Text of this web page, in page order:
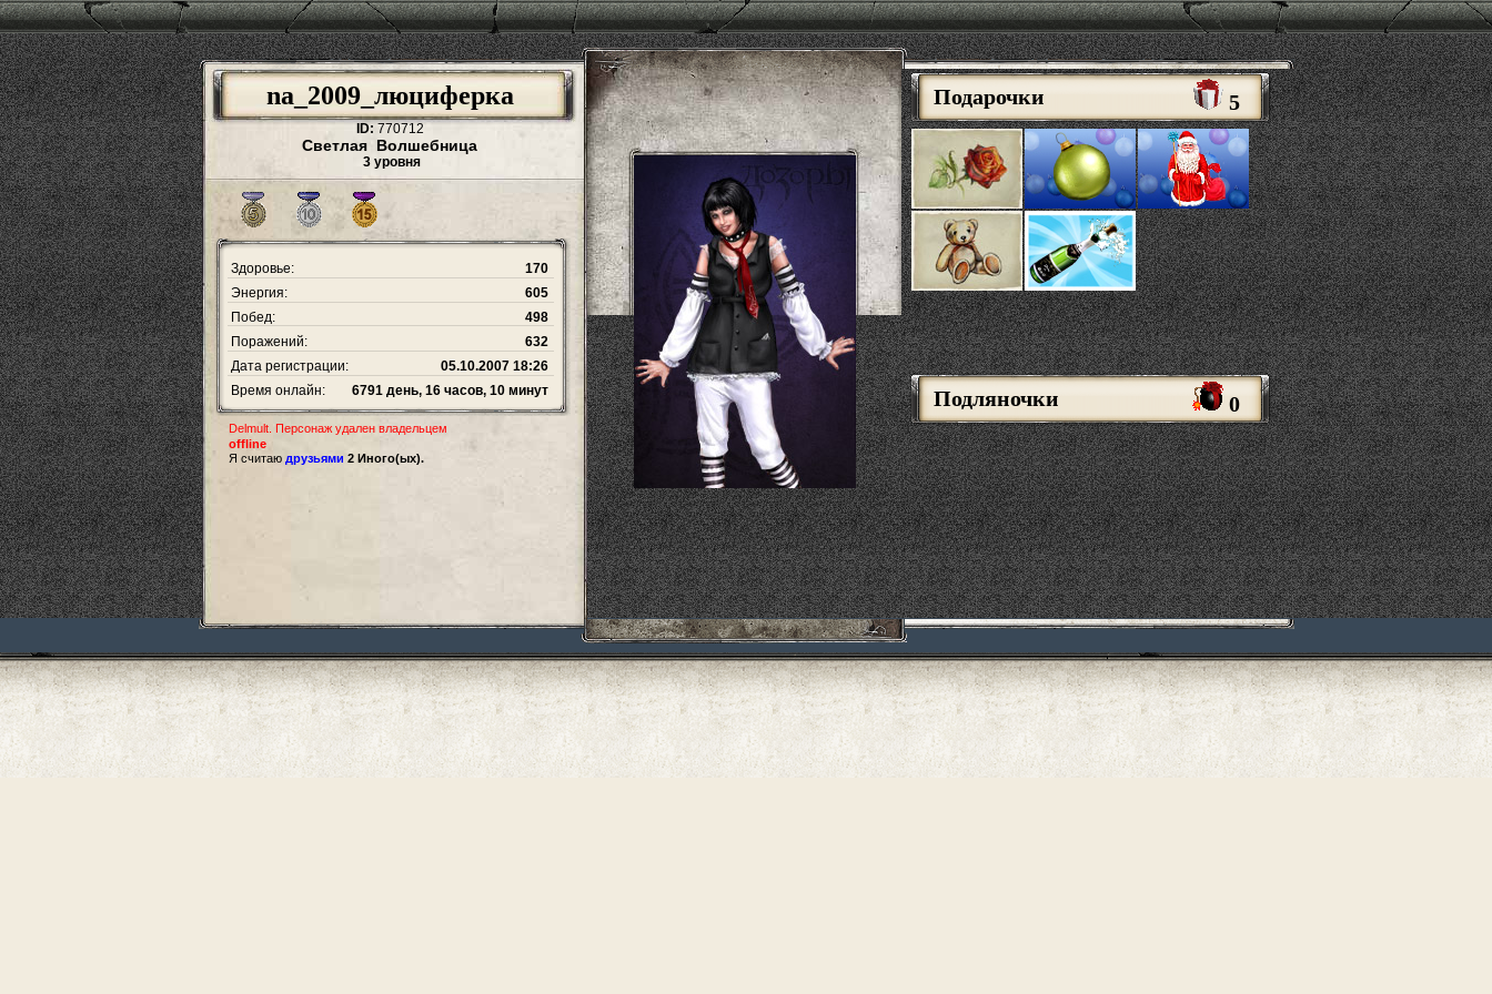
na_2009_люциферка
ID: 770712
Светлая Волшебница
3 уровня
Здоровье:
170
Энергия:
605
Побед:
498
Поражений:
632
Дата регистрации:
05.10.2007 18:26
Время онлайн:
6791 день, 16 часов, 10 минут
Delmult. Персонаж удален владельцем
offline
Я считаю друзьями 2 Иного(ых).
Подарочки 5
Подляночки 0